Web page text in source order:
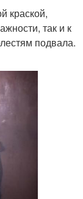
краской,
так и к
подвала.